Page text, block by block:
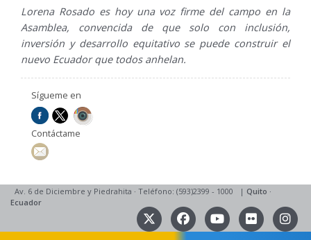
Lorena Rosado es hoy una voz firme del campo en la
Asamblea, convencida de que solo con inclusión,
inversión y desarrollo equitativo se puede construir el
nuevo Ecuador que todos anhelan.
Sígueme en
Contáctame
Av. 6 de Diciembre y Piedrahita · Teléfono: (593)2399 - 1000 | Quito ·
Ecuador